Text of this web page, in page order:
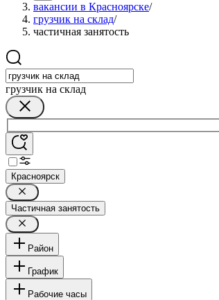
вакансии в Красноярске/
грузчик на склад/
частичная занятость
грузчик на склад
Красноярск
Частичная занятость
Район
График
Рабочие часы